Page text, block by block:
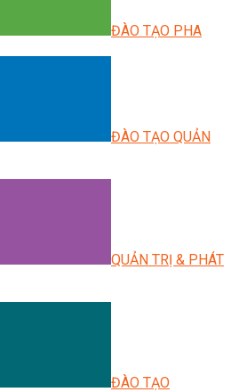
ĐÀO TẠO PHA
ĐÀO TẠO QUẢN
QUẢN TRỊ & PHÁT
ĐÀO TẠO